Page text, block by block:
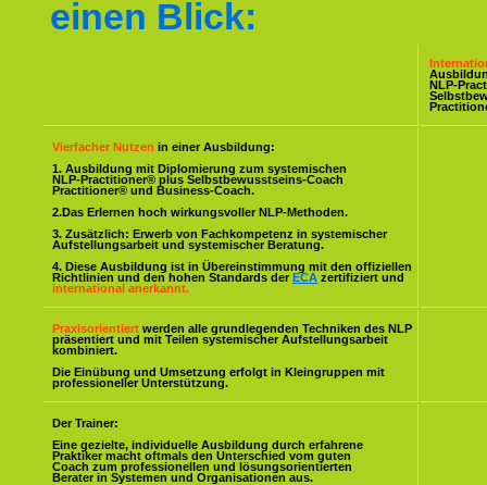
einen Blick:
NLP-
Vierfacher Nutzen in einer Ausbildung:
1. Ausbildung mit Diplomierung zum systemischen
NLP-Practitioner® plus Selbstbewusstseins-Coach
Practitioner® und Business-Coach.
2.Das Erlernen hoch wirkungsvoller NLP-Methoden.
3. Zusätzlich: Erwerb von Fachkompetenz in systemischer
Aufstellungsarbeit und systemischer Beratung.
4. Diese Ausbildung ist in Übereinstimmung mit den offiziellen
Richtlinien und den hohen Standards der ECA zertifiziert und
international anerkannt.
Praxisorientiert werden alle grundlegenden Techniken des NLP
präsentiert und mit Teilen systemischer Aufstellungsarbeit
kombiniert.
Die Einübung und Umsetzung erfolgt in Kleingruppen mit
professioneller Unterstützung.
Der Trainer:
Eine gezielte, individuelle Ausbildung durch erfahrene
Praktiker macht oftmals den Unterschied vom guten
Coach zum professionellen und lösungsorientierten
Berater in Systemen und Organisationen aus.